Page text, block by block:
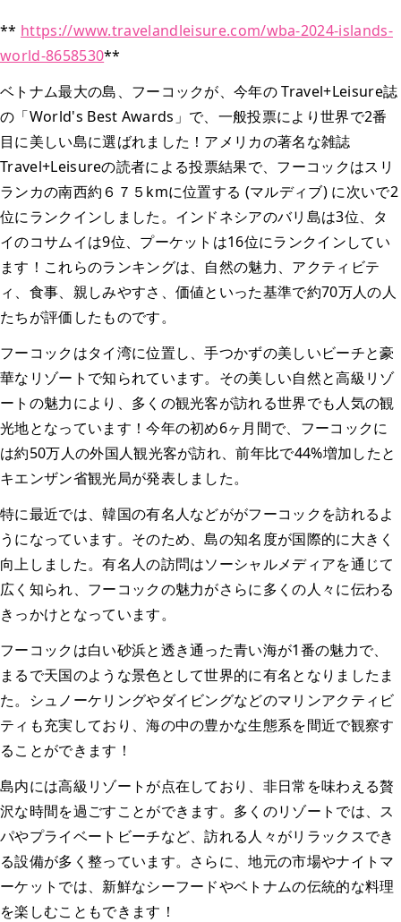
** https://www.travelandleisure.com/wba-2024-islands-
world-8658530**
ベトナム最大の島、フーコックが、今年の Travel+Leisure誌
の「World's Best Awards」で、一般投票により世界で2番
目に美しい島に選ばれました！アメリカの著名な雑誌
Travel+Leisureの読者による投票結果で、フーコックはスリ
ランカの南西約６７５kmに位置する (マルディブ) に次いで2
位にランクインしました。インドネシアのバリ島は3位、タ
イのコサムイは9位、プーケットは16位にランクインしてい
ます！これらのランキングは、自然の魅力、アクティビテ
ィ、食事、親しみやすさ、価値といった基準で約70万人の人
たちが評価したものです。
フーコックはタイ湾に位置し、手つかずの美しいビーチと豪
華なリゾートで知られています。その美しい自然と高級リゾ
ートの魅力により、多くの観光客が訪れる世界でも人気の観
光地となっています！今年の初め6ヶ月間で、フーコックに
は約50万人の外国人観光客が訪れ、前年比で44%増加したと
キエンザン省観光局が発表しました。
特に最近では、韓国の有名人などががフーコックを訪れるよ
うになっています。そのため、島の知名度が国際的に大きく
向上しました。有名人の訪問はソーシャルメディアを通じて
広く知られ、フーコックの魅力がさらに多くの人々に伝わる
きっかけとなっています。
フーコックは白い砂浜と透き通った青い海が1番の魅力で、
まるで天国のような景色として世界的に有名となりましたま
た。シュノーケリングやダイビングなどのマリンアクティビ
ティも充実しており、海の中の豊かな生態系を間近で観察す
ることができます！
島内には高級リゾートが点在しており、非日常を味わえる贅
沢な時間を過ごすことができます。多くのリゾートでは、ス
パやプライベートビーチなど、訪れる人々がリラックスでき
る設備が多く整っています。さらに、地元の市場やナイトマ
ーケットでは、新鮮なシーフードやベトナムの伝統的な料理
を楽しむこともできます！